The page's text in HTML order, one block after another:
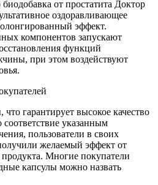
от простатита Доктор
оздоравливающее
эффект.
компонентов запускают
функций
при этом воздействуют
гарантирует высокое качество
соответствие указанным
пользователи в своих
желаемый эффект от
Многие покупатели
капсулы можно назвать